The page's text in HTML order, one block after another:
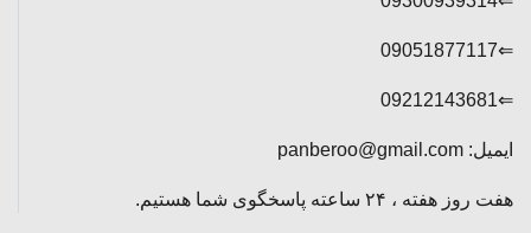
⇐09051877117
⇐09212143681
ایمیل: panberoo@gmail.com
هفت روز هفته ، ۲۴ ساعته پاسخگوی شما هستیم.